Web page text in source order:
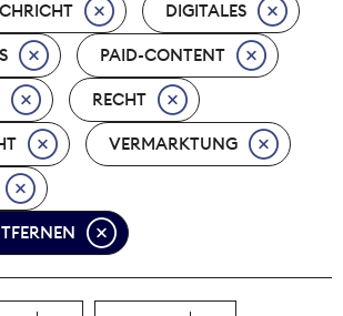
Nachhaltigkeit
Nachwuchs
Nova Award
Pressefreiheit
Print
DIGITALES
PAID-CONTENT
RECHT
VERMARKTUNG